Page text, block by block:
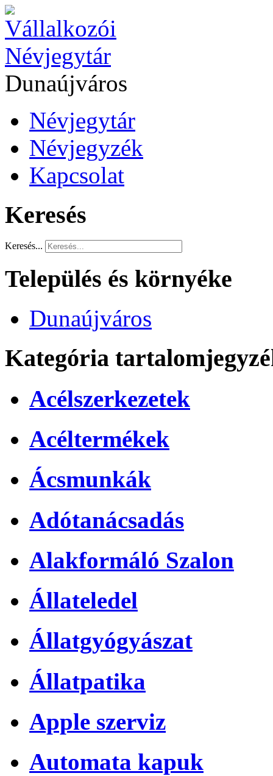
Dunaújváros
Névjegytár
Névjegyzék
Kapcsolat
Keresés
Keresés...
Település és környéke
Dunaújváros
Kategória
Acélszerkezetek
Acéltermékek
Ácsmunkák
Adótanácsadás
Alakformáló Szalon
Állateledel
Állatgyógyászat
Állatpatika
Apple szerviz
Automata kapuk